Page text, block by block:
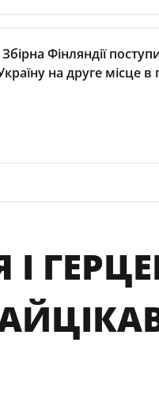
Фінляндії
на друге місце в
І